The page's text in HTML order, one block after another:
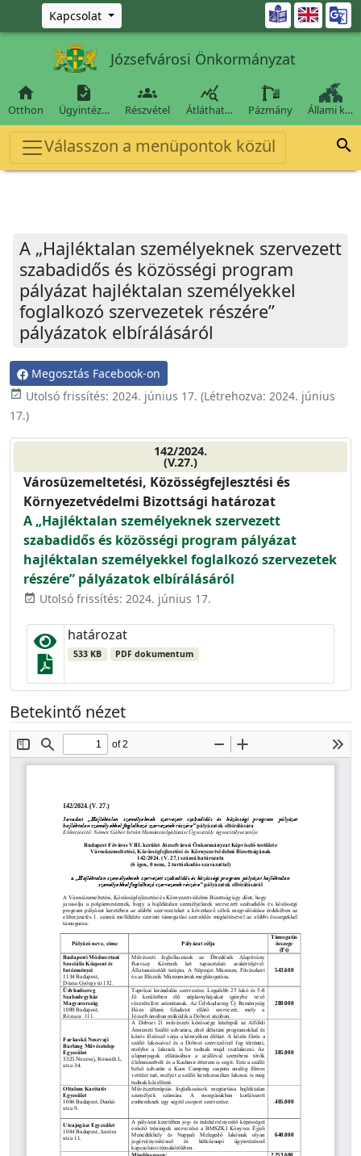
Ugrás a fő tartalomra
Kapcsolat 
Józsefvárosi Önkormányzat

Otthon

Ügyintéz…

Részvétel

Átláthat… Pázmány Állami k…
Válasszon a menüpontok közül 
A „Hajléktalan személyeknek szervezett
szabadidős és közösségi program
pályázat hajléktalan személyekkel
foglalkozó szervezetek részére”
pályázatok elbírálásáról
Megosztás Facebook-on
event_available Utolsó frissítés: 2024. június 17. (Létrehozva: 2024. június
17.)
142/2024.
(V.27.)
Városüzemeltetési, Közösségfejlesztési és
Környezetvédelmi Bizottsági határozat
A „Hajléktalan személyeknek szervezett
szabadidős és közösségi program pályázat
hajléktalan személyekkel foglalkozó szervezetek
részére” pályázatok elbírálásáról
event_available Utolsó frissítés: 2024. június 17.
határozat
533 KB PDF dokumentum
Betekintő nézet